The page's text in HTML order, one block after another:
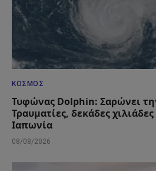
ΚΌΣΜΟΣ
Τυφώνας Dolphin: Σαρώνει
Τραυματίες, δεκάδες
Ιαπωνία
08/08/2026